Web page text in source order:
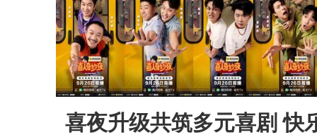
喜夜升级共筑多元喜剧 快